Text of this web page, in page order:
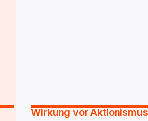
Wirkung vor Aktionismus